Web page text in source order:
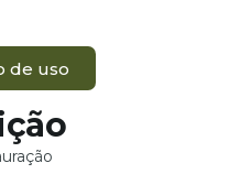
de uso